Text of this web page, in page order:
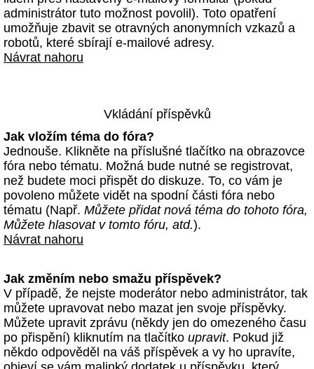
administrátor tuto možnost povolil). Toto opatření
umožňuje zbavit se otravných anonymních vzkazů a
robotů, které sbírají e-mailové adresy.
Návrat nahoru
Vkládání příspěvků
Jak vložím téma do fóra?
Jednouše. Klikněte na příslušné tlačítko na obrazovce
fóra nebo tématu. Možná bude nutné se registrovat,
než budete moci přispět do diskuze. To, co vám je
povoleno můžete vidět na spodní části fóra nebo
tématu (Např. Můžete přidat nová téma do tohoto fóra,
Můžete hlasovat v tomto fóru, atd.).
Návrat nahoru
Jak změním nebo smažu příspěvek?
V případě, že nejste moderátor nebo administrátor, tak
můžete upravovat nebo mazat jen svoje příspěvky.
Můžete upravit zprávu (někdy jen do omezeného času
po přispění) kliknutím na tlačítko upravit. Pokud již
někdo odpověděl na váš příspěvek a vy ho upravíte,